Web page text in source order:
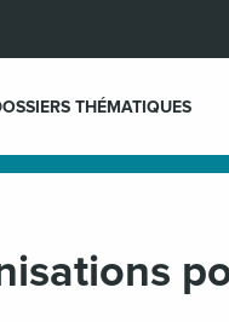
THÉMATIQUES